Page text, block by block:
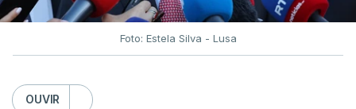
Foto: Estela Silva - Lusa
OUVIR